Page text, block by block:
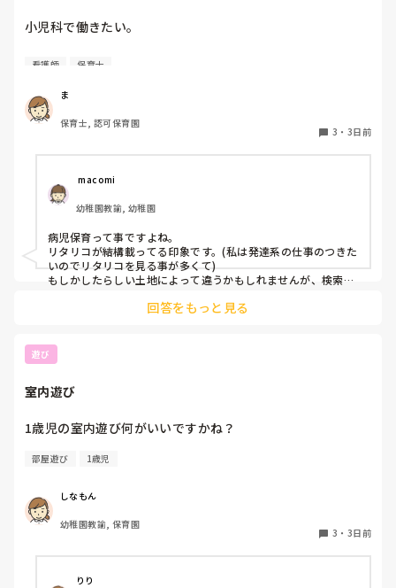
小児科で働きたい。
今は保育園勤務ですが、
本当は小児科で保育士として
働きたいです。
しかし、地方なのかそのような求人が
ほぼなく、ホームページなどもチェック
していますが見つかりません😭
もともと、看護師を目指していたのもあって、、
もちろん医療的なことができないのは
わかっていますが💦
看護師 保育士
ま
保育士, 認可保育園
3 ・ 3日前
macomi
幼稚園教諭, 幼稚園
病児保育って事ですよね。
リタリコが結構載ってる印象です。(私は発達系の仕事のつきた
いのでリタリコを見る事が多くて)
もしかしたらしい土地によって違うかもしれませんが、検索し
回答をもっと見る
遊び
室内遊び
1歳児の室内遊び何がいいですかね？
部屋遊び 1歳児
しなもん
幼稚園教諭, 保育園
3 ・ 3日前
りり